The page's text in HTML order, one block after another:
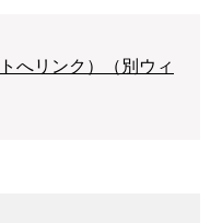
へリンク）（別ウィ